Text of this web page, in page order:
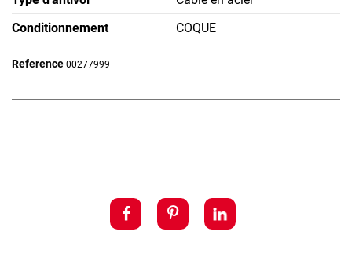
Conditionnement
COQUE
Reference 00277999